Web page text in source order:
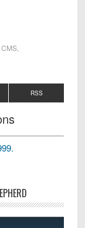
,
RSS